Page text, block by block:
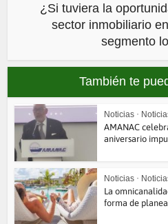
¿Si tuviera la
sector inmobiliario
segmento
También te
Noticias •
AMANAC
aniversario
Noticias •
La
forma de